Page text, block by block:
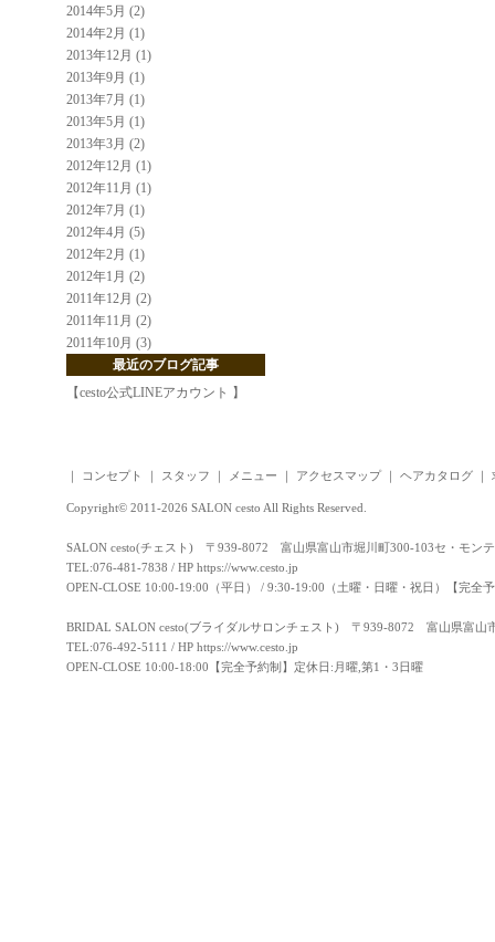
2014年5月 (2)
2014年2月 (1)
2013年12月 (1)
2013年9月 (1)
2013年7月 (1)
2013年5月 (1)
2013年3月 (2)
2012年12月 (1)
2012年11月 (1)
2012年7月 (1)
2012年4月 (5)
2012年2月 (1)
2012年1月 (2)
2011年12月 (2)
2011年11月 (2)
2011年10月 (3)
最近のブログ記事
【cesto公式LINEアカウント 】
コンセプト スタッフ メニュー アクセスマップ ヘアカタログ
Copyright© 2011-2026 SALON cesto All Rights Reserved.
SALON cesto(チェスト) 〒939-8072 富山県富山市堀川町300-103セ・モン
TEL:076-481-7838 / HP https://www.cesto.jp
OPEN-CLOSE 10:00-19:00（平日） / 9:30-19:00（土曜・日曜・祝日）【完全
BRIDAL SALON cesto(ブライダルサロンチェスト) 〒939-8072 富山県富山
TEL:076-492-5111 / HP https://www.cesto.jp
OPEN-CLOSE 10:00-18:00【完全予約制】定休日:月曜,第1・3日曜